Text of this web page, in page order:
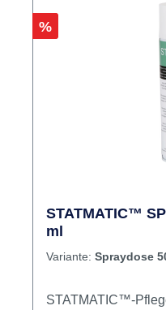
Rabatt
%
STATMATIC™
ml
Variante: Spraydose
STATMATIC™-